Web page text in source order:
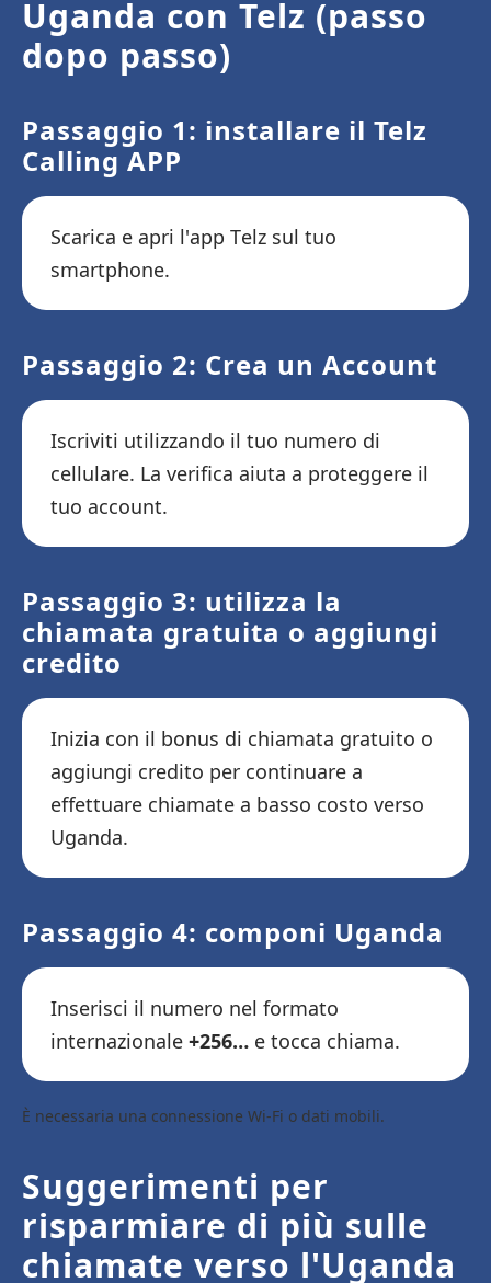
Uganda con Telz (passo
dopo passo)
Passaggio 1: installare il Telz
Calling APP
Scarica e apri l'app Telz sul tuo
smartphone.
Passaggio 2: Crea un Account
Iscriviti utilizzando il tuo numero di
cellulare. La verifica aiuta a proteggere il
tuo account.
Passaggio 3: utilizza la
chiamata gratuita o aggiungi
credito
Inizia con il bonus di chiamata gratuito o
aggiungi credito per continuare a
effettuare chiamate a basso costo verso
Uganda.
Passaggio 4: componi Uganda
Inserisci il numero nel formato
internazionale +256… e tocca chiama.
È necessaria una connessione Wi-Fi o dati mobili.
Suggerimenti per
risparmiare di più sulle
chiamate verso l'Uganda